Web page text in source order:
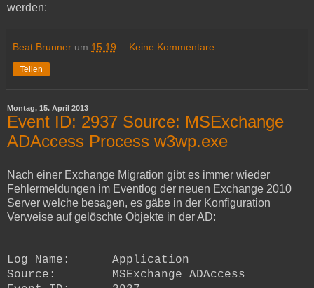
werden:
Beat Brunner um 15:19 Keine Kommentare:
Teilen
Montag, 15. April 2013
Event ID: 2937 Source: MSExchange
ADAccess Process w3wp.exe
Nach einer Exchange Migration gibt es immer wieder
Fehlermeldungen im Eventlog der neuen Exchange 2010
Server welche besagen, es gäbe in der Konfiguration
Verweise auf gelöschte Objekte in der AD:
Log Name: Application
Source: MSExchange ADAccess